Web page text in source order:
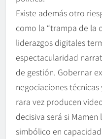
Existe además otro
como la “trampa de la
liderazgos digitales
espectacularidad
de gestión. Gobernar
negociaciones
rara vez producen
decisiva será si
simbólico en